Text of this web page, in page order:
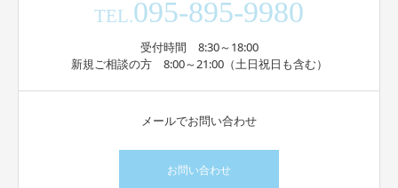
TEL.095-895-9980
受付時間 8:30～18:00
新規ご相談の方 8:00～21:00（土日祝日も含む）
メールでお問い合わせ
お問い合わせ